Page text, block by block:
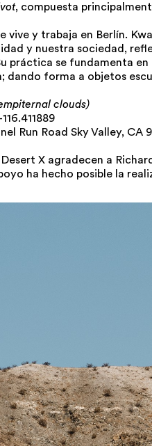
, compuesta
vive y trabaja en Berlín.
y nuestra sociedad,
práctica se fundamenta
dando forma a objetos
clouds)
Run Road Sky Valley, CA
X agradecen a
ha hecho posible la